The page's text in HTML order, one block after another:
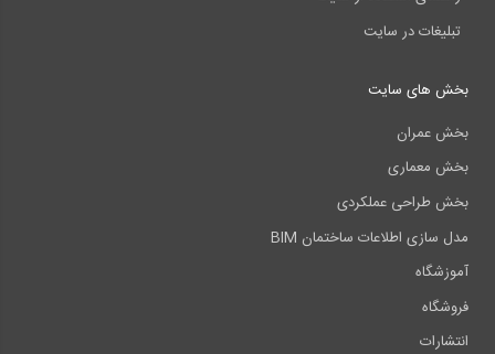
تبلیغات در سایت
بخش های سایت
بخش عمران
بخش معماری
بخش طراحی عملکردی
مدل سازی اطلاعات ساختمان BIM
آموزشگاه
فروشگاه
انتشارات